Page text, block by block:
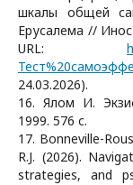
шкалы общей
Ерусалема //
URL:
24.03.2026).
16. Ялом И.
1999. 576 с.
17. Bonneville-
R.J. (2026).
strategies, and